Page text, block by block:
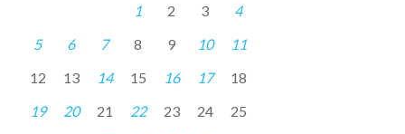
1 2 3
4
5
6 7 8 9 10
11
12
13 14 15 16 17
18
19
20 21 22 23 24
25